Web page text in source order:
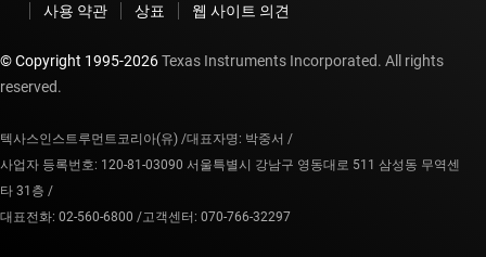
사용 약관
상표 웹 사이트 의견
© Copyright 1995-2026Texas Instruments Incorporated. All rights
reserved.
텍사스인스트루먼트코리아(유) /대표자명: 박중서 /
사업자 등록번호: 120-81-03090 서울특별시 강남구 영동대로 511 삼성동 무역센
타 31층 /
대표전화: 02-560-6800 /고객센터: 070-766-32297